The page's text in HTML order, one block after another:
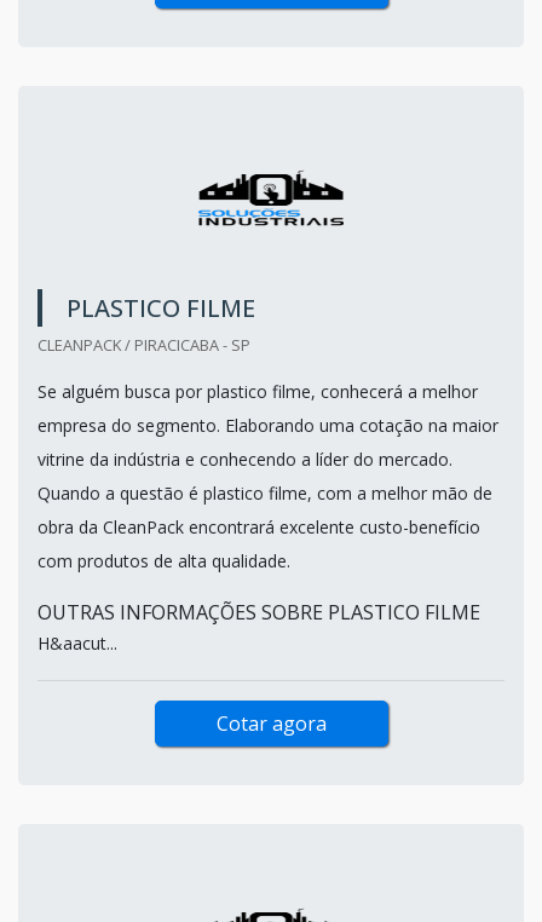
PLASTICO FILME
CLEANPACK / PIRACICABA - SP
Se alguém busca por plastico filme, conhecerá a melhor
empresa do segmento. Elaborando uma cotação na maior
vitrine da indústria e conhecendo a líder do mercado.
Quando a questão é plastico filme, com a melhor mão de
obra da CleanPack encontrará excelente custo-benefício
com produtos de alta qualidade.
OUTRAS INFORMAÇÕES SOBRE PLASTICO FILME
H&aacut...
Cotar agora